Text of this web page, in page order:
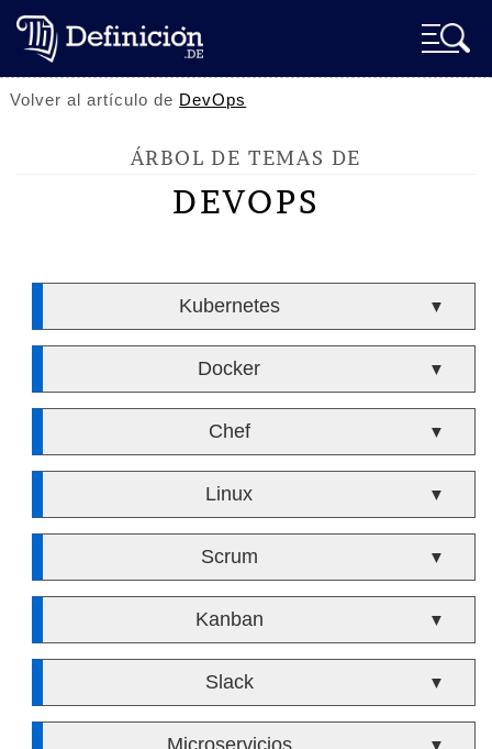
Volver al artículo de DevOps
ÁRBOL DE TEMAS DE
DEVOPS
Kubernetes ▼
Docker ▼
Chef ▼
Linux ▼
Scrum ▼
Kanban ▼
Slack ▼
Microservicios ▼